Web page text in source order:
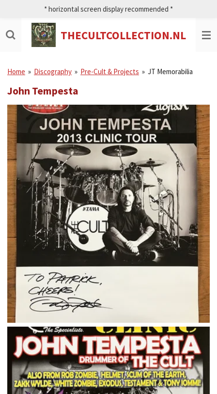
naar
THECULTCOLLECTION.NL
* horizontal screen display recommended *
Home » Discography » Pre-Cult & Projects » JT Memorabilia
John Tempesta